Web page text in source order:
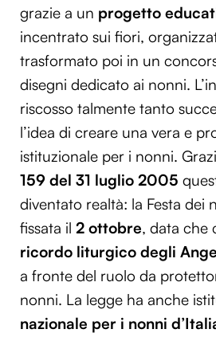
grazie a un progetto
incentrato sui fiori,
trasformato poi in un
disegni dedicato ai nonni.
riscosso talmente tanto
l’idea di creare una vera e
istituzionale per i nonni.
159 del 31 luglio 2005
diventato realtà: la Festa dei
fissata il 2 ottobre, data che
ricordo liturgico degli
a fronte del ruolo da
nonni. La legge ha anche
nazionale per i nonni